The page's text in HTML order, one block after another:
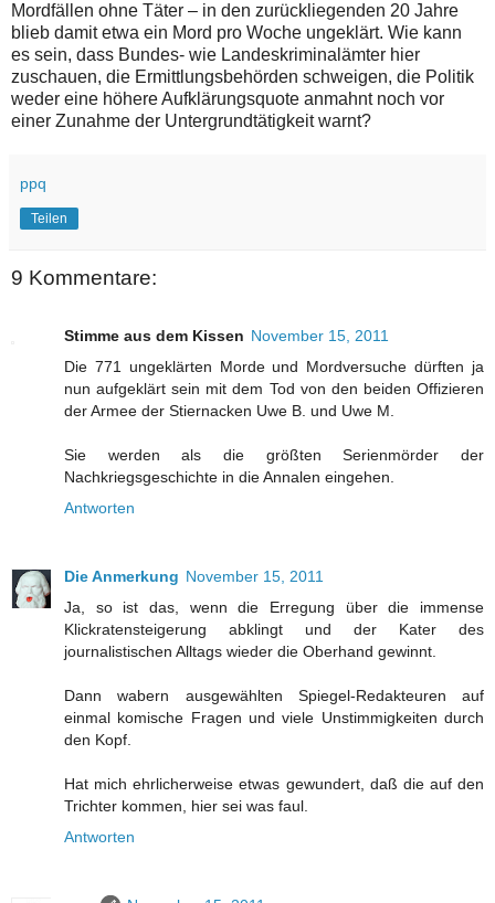
Mordfällen ohne Täter – in den zurückliegenden 20 Jahre
blieb damit etwa ein Mord pro Woche ungeklärt. Wie kann
es sein, dass Bundes- wie Landeskriminalämter hier
zuschauen, die Ermittlungsbehörden schweigen, die Politik
weder eine höhere Aufklärungsquote anmahnt noch vor
einer Zunahme der Untergrundtätigkeit warnt?
ppq
Teilen
9 Kommentare:
Stimme aus dem Kissen November 15, 2011
Die 771 ungeklärten Morde und Mordversuche dürften ja
nun aufgeklärt sein mit dem Tod von den beiden Offizieren
der Armee der Stiernacken Uwe B. und Uwe M.
Sie werden als die größten Serienmörder der
Nachkriegsgeschichte in die Annalen eingehen.
Antworten
Die Anmerkung November 15, 2011
Ja, so ist das, wenn die Erregung über die immense
Klickratensteigerung abklingt und der Kater des
journalistischen Alltags wieder die Oberhand gewinnt.
Dann wabern ausgewählten Spiegel-Redakteuren auf
einmal komische Fragen und viele Unstimmigkeiten durch
den Kopf.
Hat mich ehrlicherweise etwas gewundert, daß die auf den
Trichter kommen, hier sei was faul.
Antworten